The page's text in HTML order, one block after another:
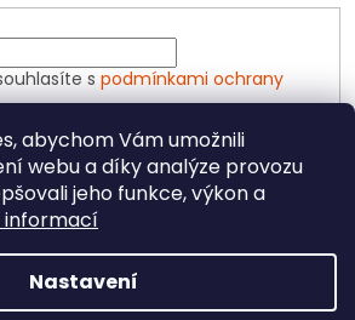
abychom Vám umožnili
webu a díky analýze provozu
jeho funkce, výkon a
informací
Nastavení
s podmínkami ochrany
Vytvořil Shoptet